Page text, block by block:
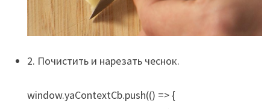
2. Почистить и нарезать чеснок.
window.yaContextCb.push(() => {